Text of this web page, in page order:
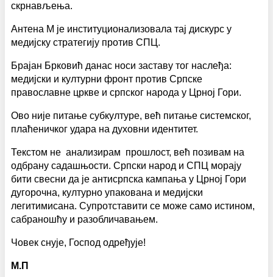
скрнављења.
Антена М је институционализовала тај дискурс у
медијску стратегију против СПЦ.
Брајан Брковић данас носи заставу тог наслеђа:
медијски и културни фронт против Српске
православне цркве и српског народа у Црној Гори.
Ово није питање субкултуре, већ питање системског,
плаћеничког удара на духовни идентитет.
Текстом не анализирам прошлост, већ позивам на
одбрану садашњости. Српски народ и СПЦ морају
бити свесни да је антисрпска кампања у Црној Гори
дугорочна, културно упакована и медијски
легитимисана. Супротставити се може само истином,
сабраношћу и разобличавањем.
Човек снује, Господ одређује!
М.П